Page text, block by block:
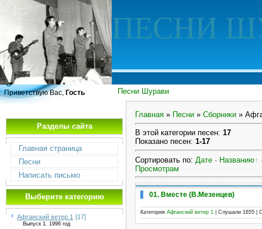
ПЕСНИ
Песни Шурави
Приветствую Вас, Гость
Разделы сайта
Главная страница
Песни
Написать письмо
Выберите категорию
Афганский ветер 1 [17]
Выпуск 1. 1996 год
Главная » Песни » Сборники »
В этой категории песен: 17
Показано песен: 1-17
Сортировать по: Дате · Названию
Просмотрам
01. Вместе (В.Мезенцев)
Категория Афганский ветер 1 | Слушали 1655 |